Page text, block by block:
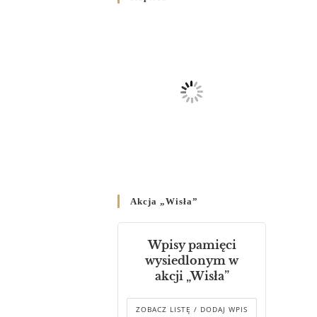
Родин
Справ Молоді та встановленя
складу Катихитичної Комісії
днях 2-12 липня 2024 р.”
Декрет єпископів
Перемисько-Варшавської
Митрополії стосовно
звершування Божественної
літургії
Akcja „Wisła”
Wpisy pamięci
wysiedlonym w
akcji „Wisła”
ZOBACZ LISTĘ / DODAJ WPIS